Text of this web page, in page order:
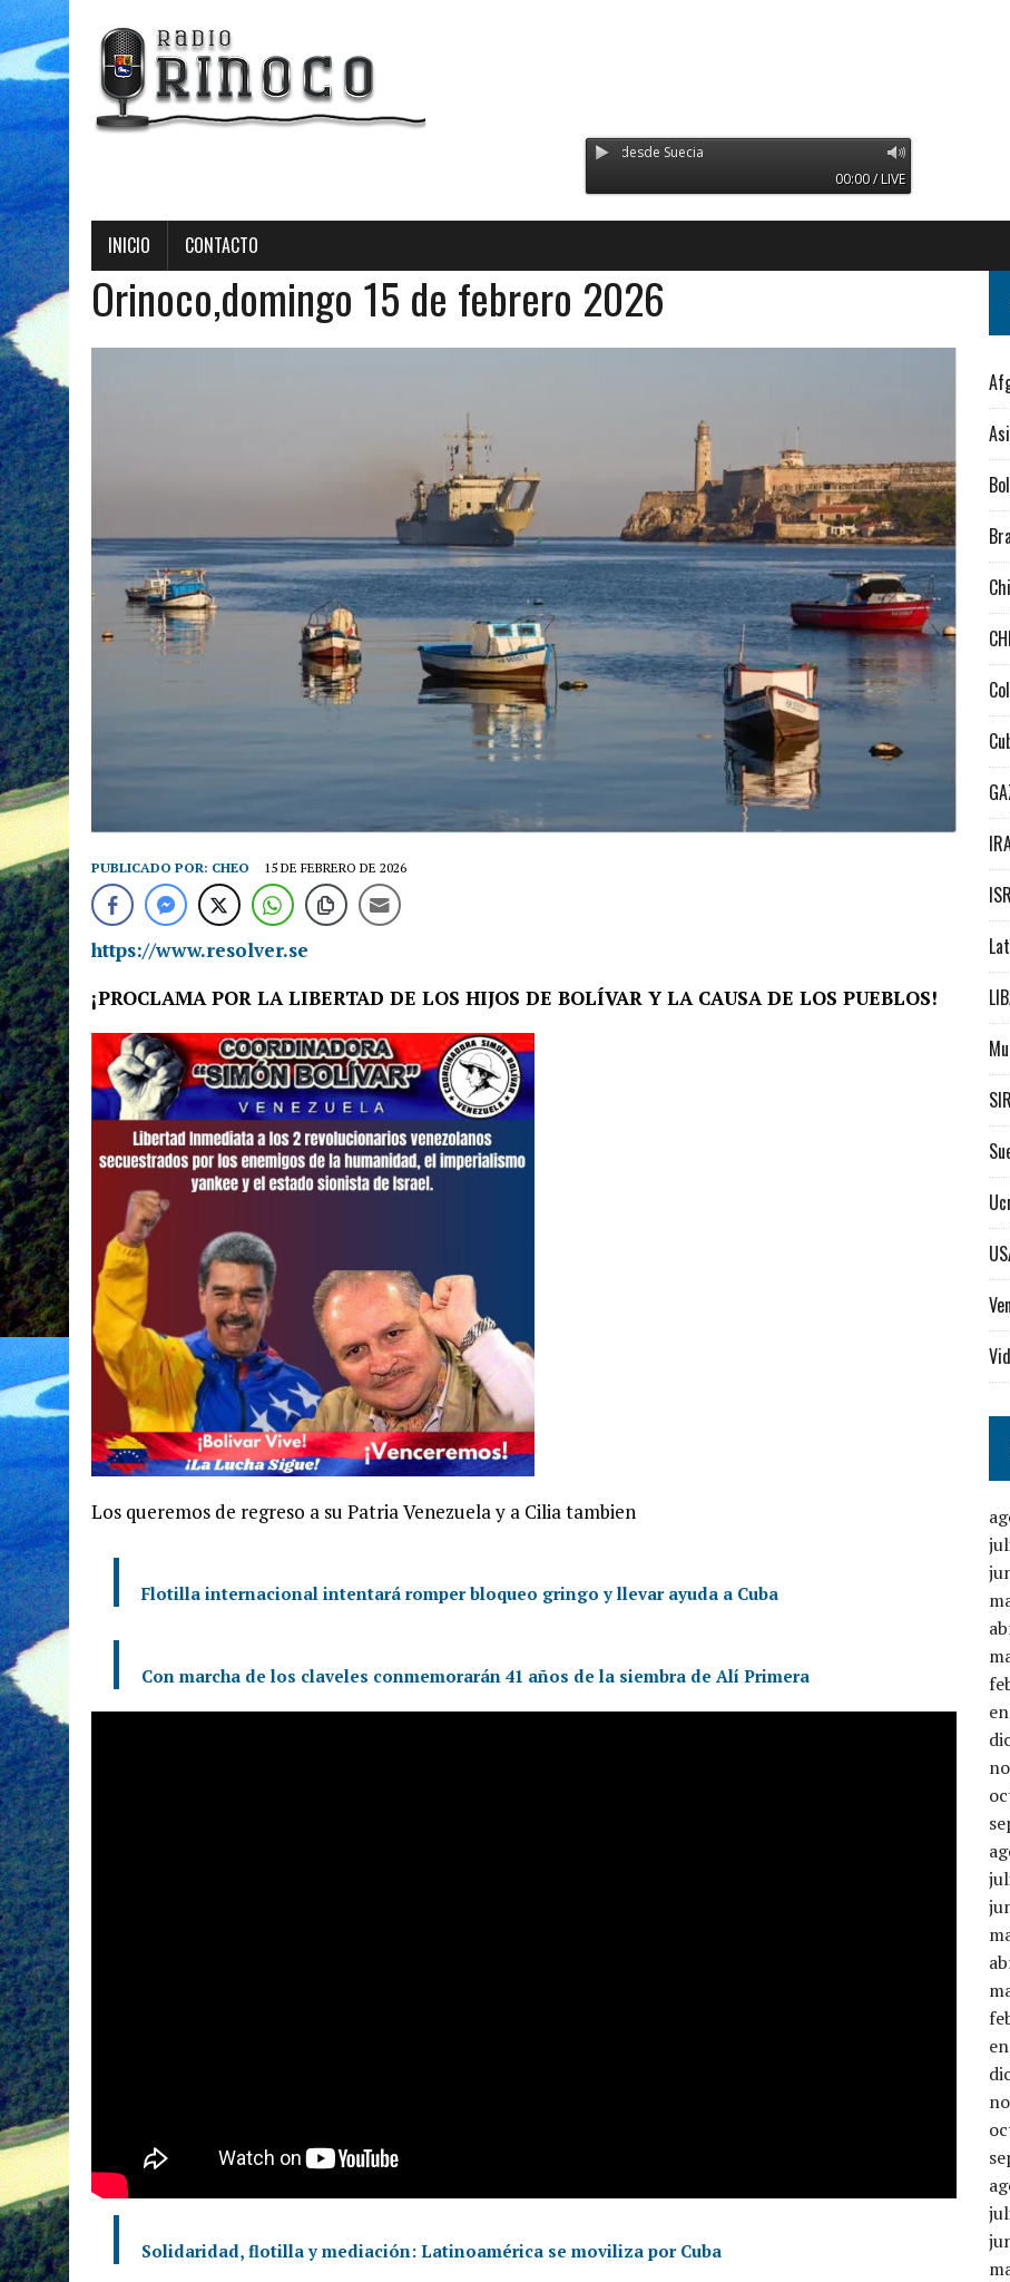
Radio Orinoco - Transmitiendo desde Suecia
00:00 / LIVE
INICIO CONTACTO
Orinoco,domingo 15 de febrero 2026
PUBLICADO POR: CHEO 15 DE FEBRERO DE 2026
https://www.resolver.se
¡PROCLAMA POR LA LIBERTAD DE LOS HIJOS DE BOLÍVAR Y LA CAUSA DE LOS PUEBLOS!
Los queremos de regreso a su Patria Venezuela y a Cilia tambien
Flotilla internacional intentará romper bloqueo gringo y llevar ayuda a Cuba
Con marcha de los claveles conmemorarán 41 años de la siembra de Alí Primera
Solidaridad, flotilla y mediación: Latinoamérica se moviliza por Cuba